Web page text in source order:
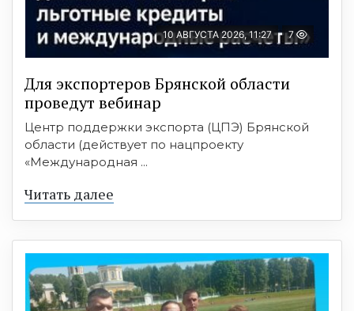
10 АВГУСТА 2026, 11:27 7
Для экспортеров Брянской области
проведут вебинар
Центр поддержки экспорта (ЦПЭ) Брянской
области (действует по нацпроекту
«Международная ...
Читать далее